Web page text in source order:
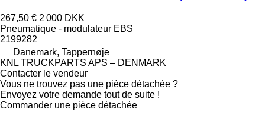
267,50 € 2 000 DKK
Pneumatique - modulateur EBS
2199282
Danemark, Tappernøje
KNL TRUCKPARTS APS – DENMARK
Contacter le vendeur
Vous ne trouvez pas une pièce détachée ?
Envoyez votre demande tout de suite !
Commander une pièce détachée